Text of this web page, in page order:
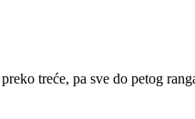
treće, pa sve do petog